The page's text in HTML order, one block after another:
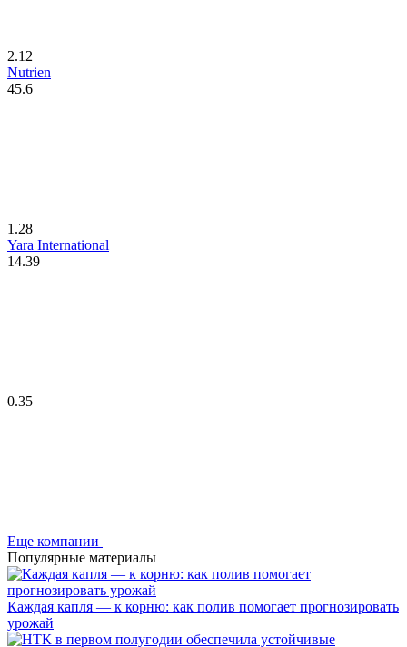
2.12
Nutrien
45.6
1.28
Yara International
14.39
0.35
Еще компании
Популярные материалы
Каждая капля — к корню: как полив помогает прогнозировать
урожай